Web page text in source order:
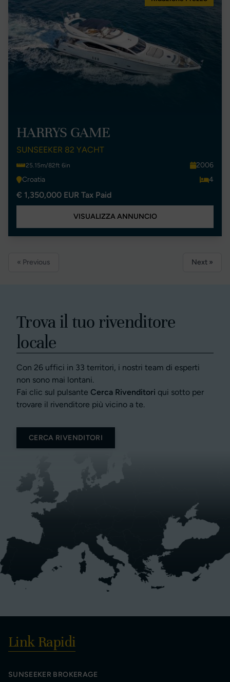
HARRYS GAME
SUNSEEKER 82 YACHT
25.15m/82ft 6in
2006
Croatia
4
€ 1,350,000 EUR Tax Paid
VISUALIZZA ANNUNCIO
« Previous Next »
Trova il tuo rivenditore
locale
Con 26 uffici in 33 territori, i nostri team di esperti
non sono mai lontani.
Fai clic sul pulsante Cerca Rivenditori qui sotto per
trovare il rivenditore più vicino a te.
CERCA RIVENDITORI
Link Rapidi
SUNSEEKER BROKERAGE